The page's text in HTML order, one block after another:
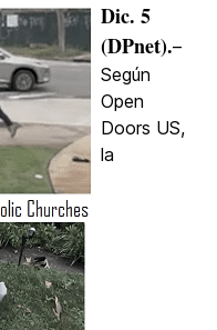
Dic. 5
(DPnet).–
Según
Open
Doors US,
la